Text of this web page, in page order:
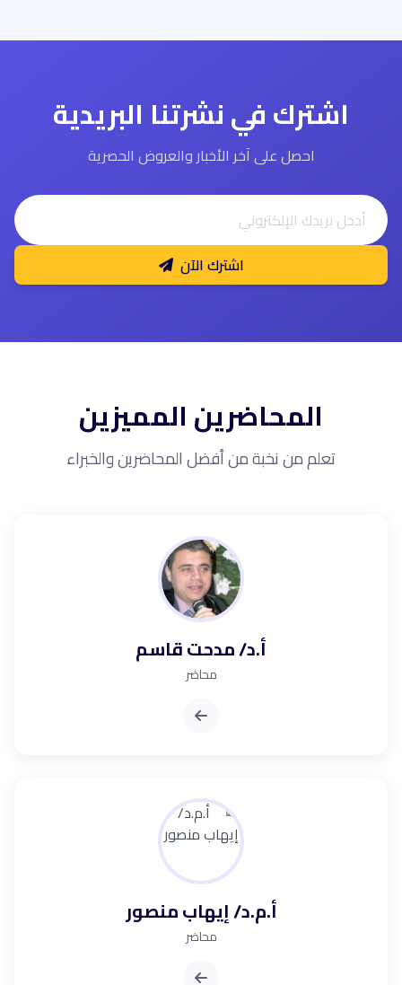
اشترك في نشرتنا البريدية
احصل على آخر الأخبار والعروض الحصرية
اشترك الآن
المحاضرين المميزين
تعلم من نخبة من أفضل المحاضرين والخبراء
أ.د/ مدحت قاسم
محاضر
أ.م.د/ إيهاب منصور
محاضر